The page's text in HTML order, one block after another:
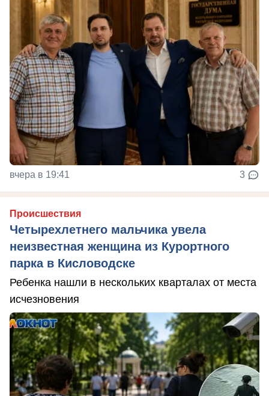
вчера в 19:41 3
Происшествия
Четырехлетнего мальчика увела
неизвестная женщина из Курортного
парка в Кисловодске
Ребенка нашли в нескольких кварталах от места
исчезновения